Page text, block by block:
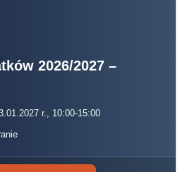
2026/2027 –
r., 10:00-15:00